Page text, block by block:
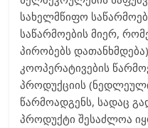
სახელმწიფო
საწარმოების მიერ,
პირობებს
კოოპერატივების
პროდუქციის
წარმოადგენს, სადაც
პროდუქტი შესაძლოა